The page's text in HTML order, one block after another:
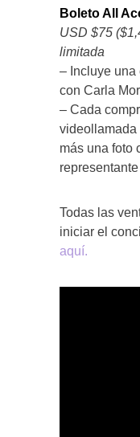
Boleto All
USD $75
limitada
– Incluye una
con Carla
– Cada
videollamada
más una foto
Todas las
iniciar el
aquí.